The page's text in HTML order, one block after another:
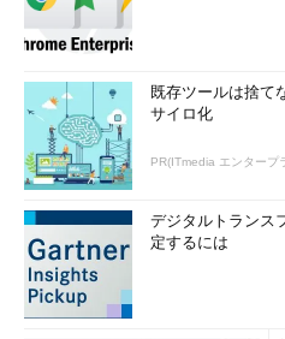
既存ツールは捨
サイロ化
PR(ITmedia エンタープ
デジタルトランス
定するには